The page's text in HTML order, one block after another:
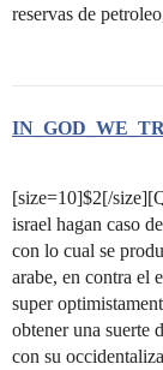
reservas de
[size=10]$2[/
israel hagan caso
con lo cual se
arabe, en contra el
super
obtener una suerte
con su